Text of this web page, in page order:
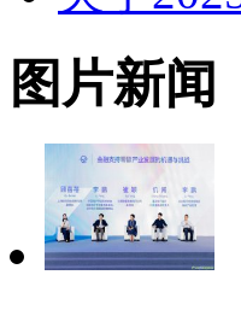
图片新闻